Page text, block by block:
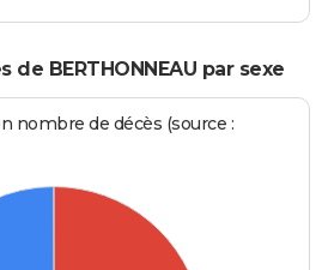
BERTHONNEAU par sexe
nombre de décès (source :